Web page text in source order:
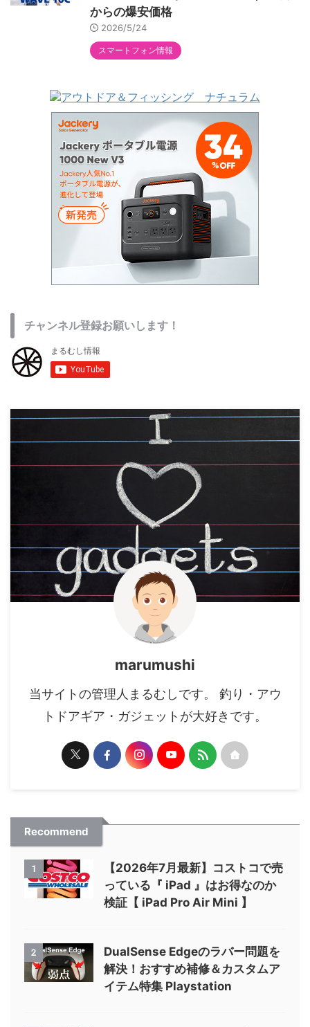
からの爆安価格
2026/5/24
スマートフォン情報
チャンネル登録お願いします！
marumushi
当サイトの管理人まるむしです。 釣り・アウ
トドアギア・ガジェットが大好きです。
Recommend
1
【2026年7月最新】コストコで売
っている『 iPad 』はお得なのか
検証【 iPad Pro Air Mini 】
2
DualSense Edgeのラバー問題を
解決！おすすめ補修＆カスタムア
イテム特集 Playstation